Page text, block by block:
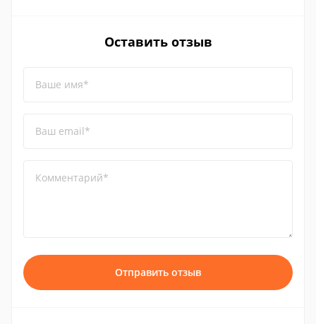
Оставить отзыв
Ваше имя*
Ваш email*
Комментарий*
Отправить отзыв